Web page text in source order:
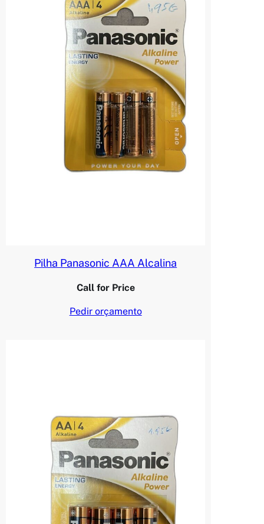
Pilha Panasonic AAA Alcalina
Call for Price
Pedir orçamento